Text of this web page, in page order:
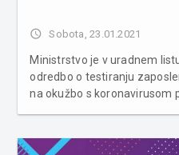
access_time Sobota, 23.01.2021
Ministrstvo je v uradnem
odredbo o testiranju
na okužbo s koronavirusom
začetkom ...